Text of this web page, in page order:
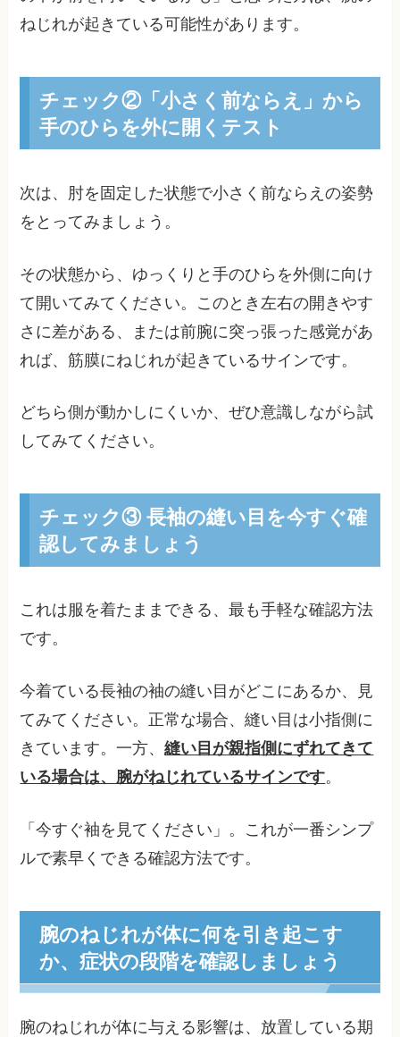
ねじれが起きている可能性があります。
チェック②「小さく前ならえ」から
手のひらを外に開くテスト
次は、肘を固定した状態で小さく前ならえの姿勢
をとってみましょう。
その状態から、ゆっくりと手のひらを外側に向け
て開いてみてください。このとき左右の開きやす
さに差がある、または前腕に突っ張った感覚があ
れば、筋膜にねじれが起きているサインです。
どちら側が動かしにくいか、ぜひ意識しながら試
してみてください。
チェック③ 長袖の縫い目を今すぐ確
認してみましょう
これは服を着たままできる、最も手軽な確認方法
です。
今着ている長袖の袖の縫い目がどこにあるか、見
てみてください。正常な場合、縫い目は小指側に
きています。一方、縫い目が親指側にずれてきて
いる場合は、腕がねじれているサインです。
「今すぐ袖を見てください」。これが一番シンプ
ルで素早くできる確認方法です。
腕のねじれが体に何を引き起こす
か、症状の段階を確認しましょう
腕のねじれが体に与える影響は、放置している期